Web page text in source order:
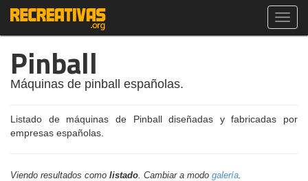
Pinball
Máquinas de pinball españolas.
Listado de máquinas de Pinball diseñadas y fabricadas por
empresas españolas.
Viendo resultados como listado. Cambiar a modo galería.